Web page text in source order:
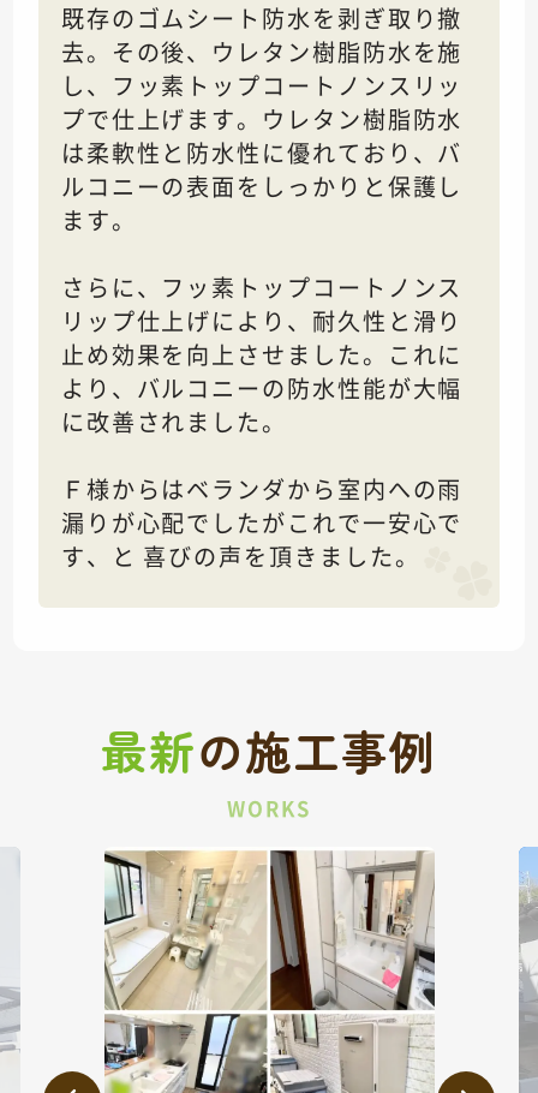
既存のゴムシート防水を剥ぎ取り撤
去。その後、ウレタン樹脂防水を施
し、フッ素トップコートノンスリッ
プで仕上げます。ウレタン樹脂防水
は柔軟性と防水性に優れており、バ
ルコニーの表面をしっかりと保護し
ます。
さらに、フッ素トップコートノンス
リップ仕上げにより、耐久性と滑り
止め効果を向上させました。これに
より、バルコニーの防水性能が大幅
に改善されました。
Ｆ様からはベランダから室内への雨
漏りが心配でしたがこれで一安心で
す、と 喜びの声を頂きました。
最新の施工事例
WORKS